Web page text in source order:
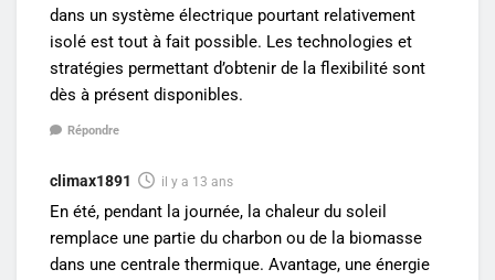
dans un système électrique pourtant relativement
isolé est tout à fait possible. Les technologies et
stratégies permettant d’obtenir de la flexibilité sont
dès à présent disponibles.
Répondre
climax1891 il y a 13 ans
En été, pendant la journée, la chaleur du soleil
remplace une partie du charbon ou de la biomasse
dans une centrale thermique. Avantage, une énergie